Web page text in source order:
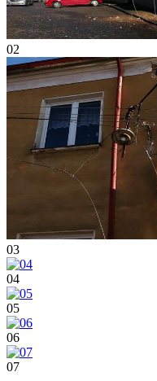
02
03
04
05
06
07